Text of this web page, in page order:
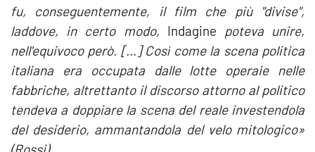
fu, conseguentemente, il film che più "divise",
laddove, in certo modo, Indagine poteva unire,
nell'equivoco però. […] Così come la scena politica
italiana era occupata dalle lotte operaie nelle
fabbriche, altrettanto il discorso attorno al politico
tendeva a doppiare la scena del reale investendola
del desiderio, ammantandola del velo mitologico»